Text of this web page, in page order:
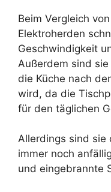
Beim Vergleich
Elektroherden
Geschwindigkeit
Außerdem sind
die Küche nach
wird, da die
für den täglichen
Allerdings sind sie
immer noch
und eingebrannte